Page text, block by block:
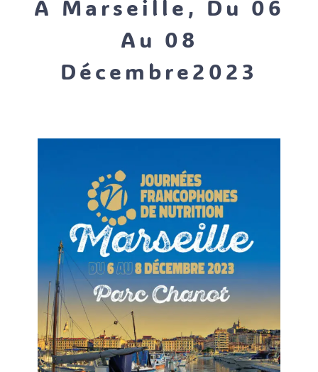
À Marseille, Du 06
Au 08
Décembre2023